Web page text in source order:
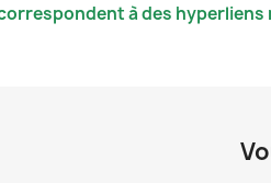
à des